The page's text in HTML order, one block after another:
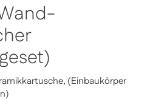
(Einbaukörper